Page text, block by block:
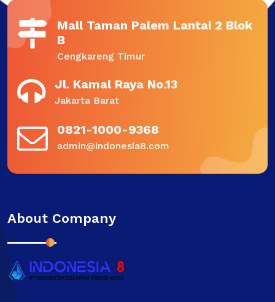
Mall Taman Palem Lantai 2 Blok
B
Cengkareng Timur
Jl. Kamal Raya No.13
Jakarta Barat
0821-1000-9368
admin@indonesia8.com
About Company